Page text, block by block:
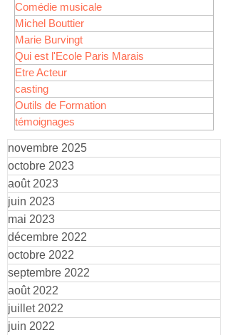
Comédie musicale
Michel Bouttier
Marie Burvingt
Qui est l'Ecole Paris Marais
Etre Acteur
casting
Outils de Formation
témoignages
novembre 2025
octobre 2023
août 2023
juin 2023
mai 2023
décembre 2022
octobre 2022
septembre 2022
août 2022
juillet 2022
juin 2022